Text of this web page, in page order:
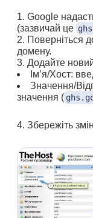
Google
(зазвичай це
Поверніться
домену.
Додайте
Ім’я/Хост:
Значення/
значення (
Збережіть